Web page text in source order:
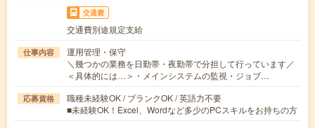
交通費
交通費別途規定支給
仕事内容
運用管理・保守
＼幾つかの業務を日勤帯・夜勤帯で分担して行っています／
＜具体的には…＞・メインシステムの監視・ジョブ…
応募資格
職種未経験OK / ブランクOK / 英語力不要
■未経験OK！Excel、Wordなど多少のPCスキルをお持ちの方